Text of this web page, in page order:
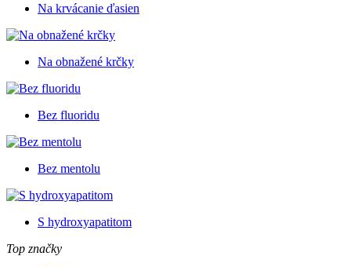
Na krvácanie ďasien
Na obnažené krčky
Bez fluoridu
Bez mentolu
S hydroxyapatitom
Top značky